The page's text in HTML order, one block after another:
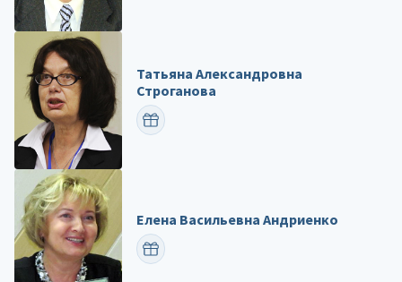
Татьяна Александровна
Строганова
ПОЗДРАВИТЬ
Елена Васильевна Андриенко
ПОЗДРАВИТЬ